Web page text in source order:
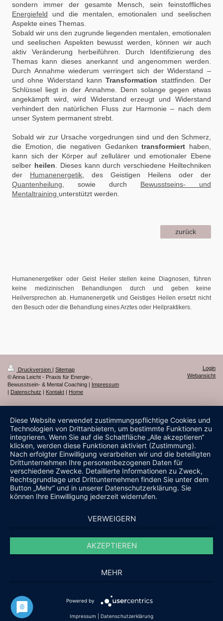
sondern immer der gesamte Mensch, sein feinstoffliches
Energiefeld und die mentalen, emotionalen und seelischen
Aspekte eines Themas.
Sobald wir uns den zugrunde liegenden mentalen, emotionalen
und seelischen Aspekten bewusst werden, können wir auch
aktiv Veränderung herbeiführen. Durch Identifizierung des
Themas kann dieses anerkannt und angenommen werden.
Durch Annahme wiederum verringert sich der Widerstand –
und ohne Widerstand kannTransformation stattfinden. Der
Schlüssel liegt in der Annahme. Denn solange gegen etwas
angekämpft wird, wird Widerstand erzeugt und Widerstand
verhindert den natürlichen Fluss zur Harmonie – nach dem
unser System permanent strebt.
Sobald wir zur Ursache vorgedrungen sind und den Schmerz,
die Emotion, die negativen Gedankentransformiert haben,
kann sich der Körper auf zellulärer und emotionaler Ebene
selber heilen. Dieses kann durch verschiedene Heiltechniken
der Humanenergetik, des Geistigen Heilens oder der
Quantenheilung, sowie durch Bewusstseins- und
Mentaltraining unterstützt werden.
zurück
Humanenergetiker oder Geist Heiler stellen keine Diagnosen, führen
keine medizinischen Behandlungen durch und geben keine
Heilversprechen ab. Humanenergetik und Geistiges Heilen ersetzt nicht
den Besuch oder die Behandlung eines Arztes oder Heilpraktikers.
Druckversion | Sitemap
© Anna Leicht - Praxis für Energie-,
Bewusstsein- & Mental Coaching | Impressum
| Datenschutz | Kontakt | Home
Login
Webansicht
Diese Website verwendet zustimmungspflichtige Cookies und
Technologien von Drittanbietern, um bestimmte Funktionen zu
integrieren. Wenn Sie auf die Schaltfläche „Alle akzeptieren“
klicken, werden diese Funktionen aktiviert (Zustimmung).
Nach erfolgter Einwilligung verarbeiten wir und die beteiligten
Drittunternehmen Ihre personenbezogenen Daten für
verschiedene Zwecke. Detaillierte Informationen zu Zweck,
Rechtsgrundlage und Drittunternehmen finden Sie unter dem
Button „Mehr“ und in unserer Datenschutzerklärung. Sie
können Ihre Einwilligung jederzeit widerrufen.
VERWEIGERN
AKZEPTIEREN
MEHR
Powered by
Impressum Datenschutzerklärung